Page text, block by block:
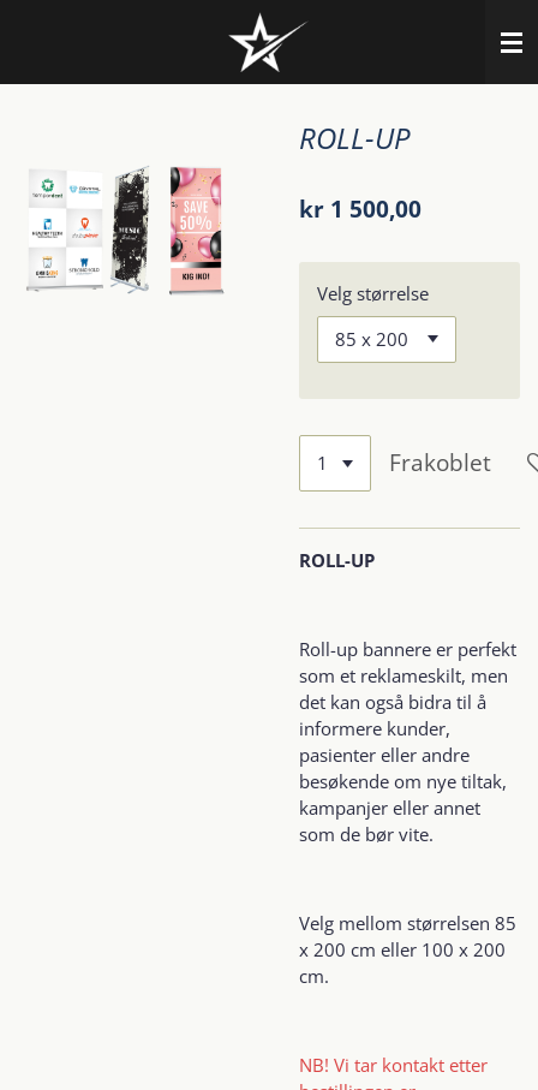
ROLL-UP
kr 1 500,00
Velg størrelse
Frakoblet
ROLL-UP
Roll-up bannere er perfekt
som et reklameskilt, men
det kan også bidra til å
informere kunder,
pasienter eller andre
besøkende om nye tiltak,
kampanjer eller annet
som de bør vite.
Velg mellom størrelsen 85
x 200 cm eller 100 x 200
cm.
NB! Vi tar kontakt etter